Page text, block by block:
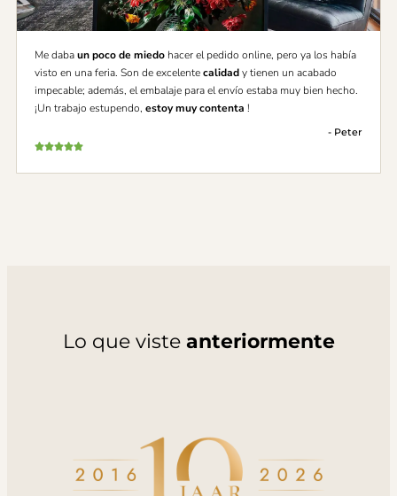
Me dabaun poco de miedo hacer el pedido online, pero ya los había
visto en una feria. Son de excelentecalidady tienen un acabado
impecable; además, el embalaje para el envío estaba muy bien hecho.
¡Un trabajo estupendo, estoy muy contenta !
- Peter
Lo que viste anteriormente